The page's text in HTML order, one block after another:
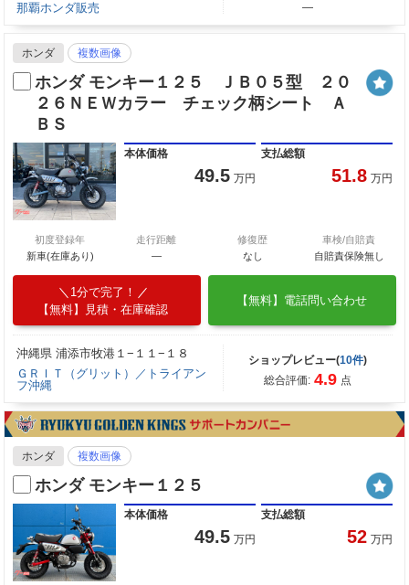
那覇ホンダ販売
―
ホンダ 複数画像
ホンダ モンキー１２５ ＪＢ０５型 ２０
２６ＮＥＷカラー チェック柄シート Ａ
ＢＳ
本体価格
49.5 万円
支払総額
51.8 万円
初度登録年
新車(在庫あり)
走行距離
―
修復歴
なし
車検/自賠責
自賠責保険無し
1分で完了！
【無料】見積・在庫確認
【無料】電話問い合わせ
沖縄県 浦添市牧港１−１１−１８
ＧＲＩＴ（グリット）／トライアン
フ沖縄
ショップレビュー(10件)
総合評価: 4.9 点
ホンダ 複数画像
ホンダ モンキー１２５
本体価格
49.5 万円
支払総額
52 万円